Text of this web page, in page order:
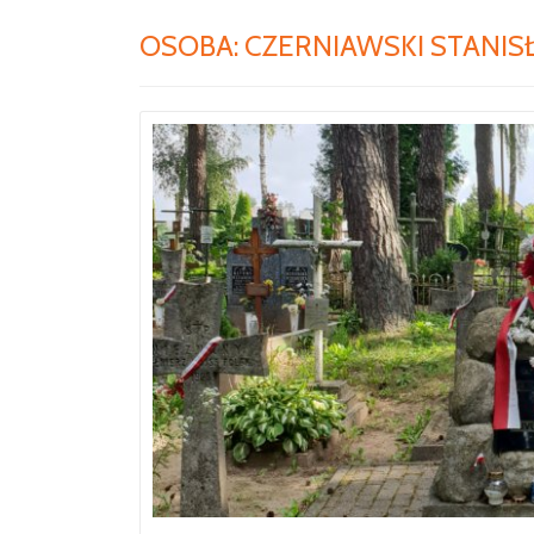
OSOBA: CZERNIAWSKI